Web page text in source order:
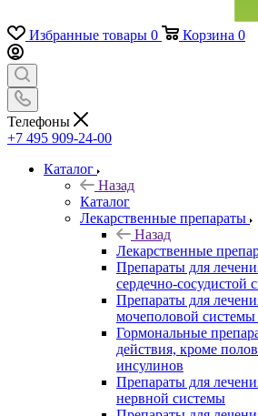
Избранные товары 0 Корзина 0
Телефоны
+7 495 909-24-00
Каталог
Назад
Каталог
Лекарственные препараты
Назад
Лекарственные
Препараты для
сердечно-сосудистой
Препараты для
мочеполовой
Гормональные
действия, кроме
инсулинов
Препараты для
нервной системы